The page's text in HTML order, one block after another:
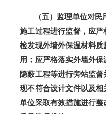
（五）监理单位对
施工过程进行监督，应
检发现外墙外保温材料
用；应严格落实外墙外保
隐蔽工程等进行旁站监
现不符合设计文件以及
单位采取有效措施进行